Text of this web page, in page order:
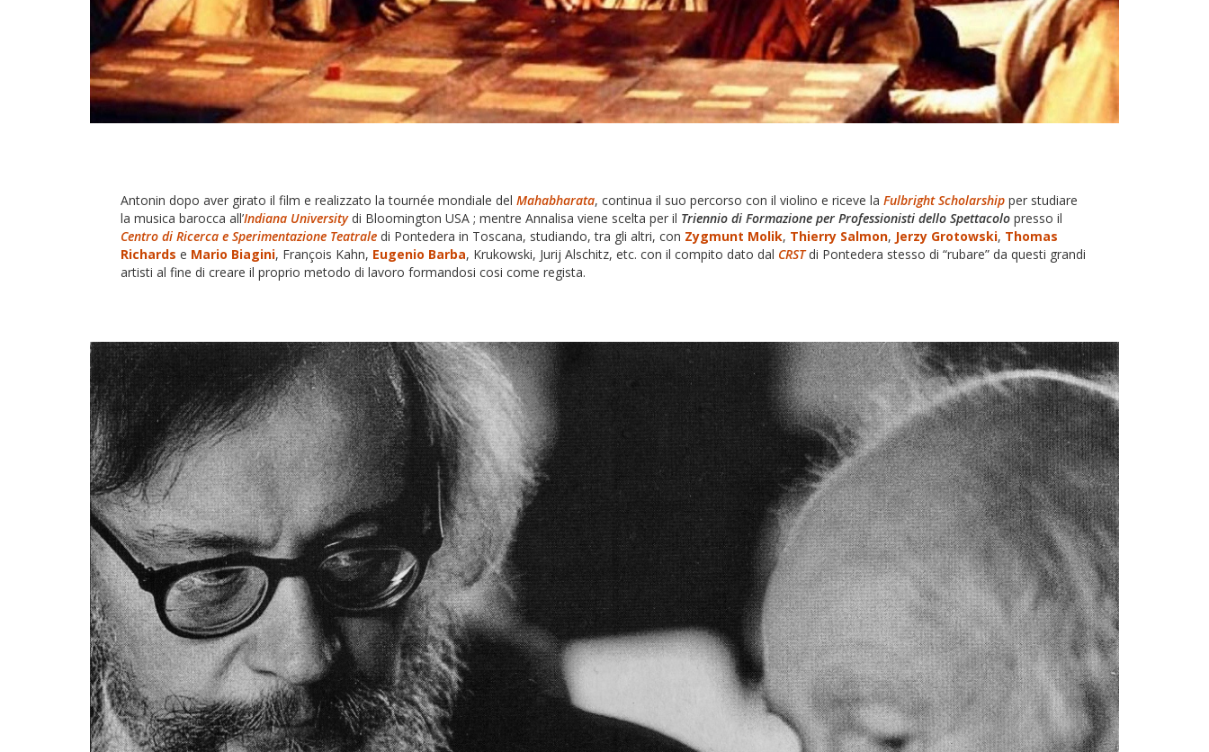
Antonin dopo aver girato il film e realizzato la tournée mondiale delMahabharata, continua il suo percorso con il violino e riceve laFulbright Scholarship per studiare
la musica barocca all’Indiana Universitydi Bloomington USA ; mentre Annalisa viene scelta per il Triennio di Formazione per Professionisti dello Spettacolopresso il
Centro di Ricerca e Sperimentazione Teatrale di Pontedera in Toscana, studiando, tra gli altri, con Zygmunt Molik, Thierry Salmon, Jerzy Grotowski, Thomas
Richards e Mario Biagini, François Kahn, Eugenio Barba, Krukowski, Jurij Alschitz, etc. con il compito dato dal CRSTdi Pontedera stesso di “rubare” da questi grandi
artisti al fine di creare il proprio metodo di lavoro formandosi cosi come regista.